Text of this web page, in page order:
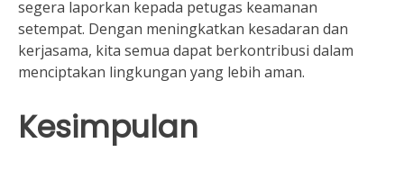
segera laporkan kepada petugas keamanan
setempat. Dengan meningkatkan kesadaran dan
kerjasama, kita semua dapat berkontribusi dalam
menciptakan lingkungan yang lebih aman.
Kesimpulan